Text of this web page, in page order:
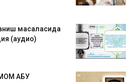
масаласида
(аудио)
АБУ